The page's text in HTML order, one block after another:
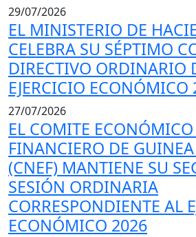
29/07/2026
EL MINISTERIO DE
CELEBRA SU SÉPTIMO
DIRECTIVO ORDINARIO
EJERCICIO ECONÓMICO
27/07/2026
EL COMITE ECONÓMICO
FINANCIERO DE
(CNEF) MANTIENE SU
SESIÓN ORDINARIA
CORRESPONDIENTE AL
ECONÓMICO 2026